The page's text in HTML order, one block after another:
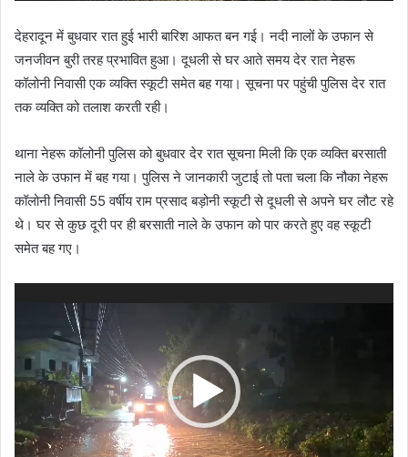
देहरादून में बुधवार रात हुई भारी बारिश आफत बन गई। नदी नालों के उफान से
जनजीवन बुरी तरह प्रभावित हुआ। दूधली से घर आते समय देर रात नेहरू
कॉलोनी निवासी एक व्यक्ति स्कूटी समेत बह गया। सूचना पर पहुंची पुलिस देर रात
तक व्यक्ति को तलाश करती रही।
थाना नेहरू कॉलोनी पुलिस को बुधवार देर रात सूचना मिली कि एक व्यक्ति बरसाती
नाले के उफान में बह गया। पुलिस ने जानकारी जुटाई तो पता चला कि नौका नेहरू
कॉलोनी निवासी 55 वर्षीय राम प्रसाद बड़ोनी स्कूटी से दूधली से अपने घर लौट रहे
थे। घर से कुछ दूरी पर ही बरसाती नाले के उफान को पार करते हुए वह स्कूटी
समेत बह गए।